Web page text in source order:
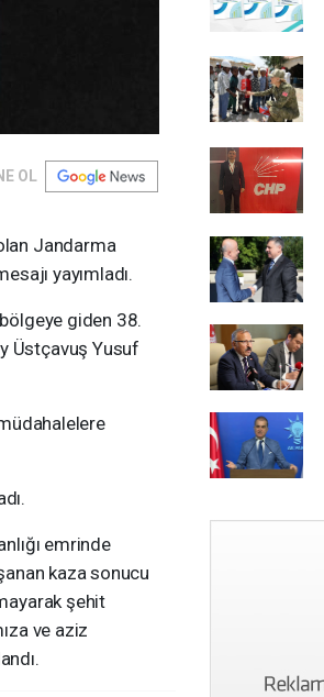
OL
Jandarma
yayımladı.
giden 38.
Üstçavuş Yusuf
emrinde
kaza sonucu
şehit
ve aziz